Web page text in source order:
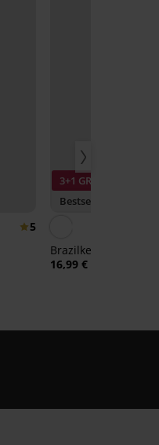
5
3+1 GRATIS
Bestseller
Brazilke DIVA by IVA
16,99 €